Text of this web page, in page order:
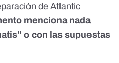
de Atlantic
menciona nada
o con las supuestas